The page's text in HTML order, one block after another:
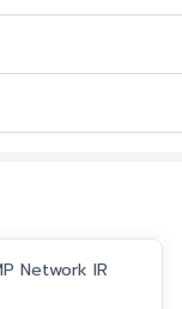
Network IR